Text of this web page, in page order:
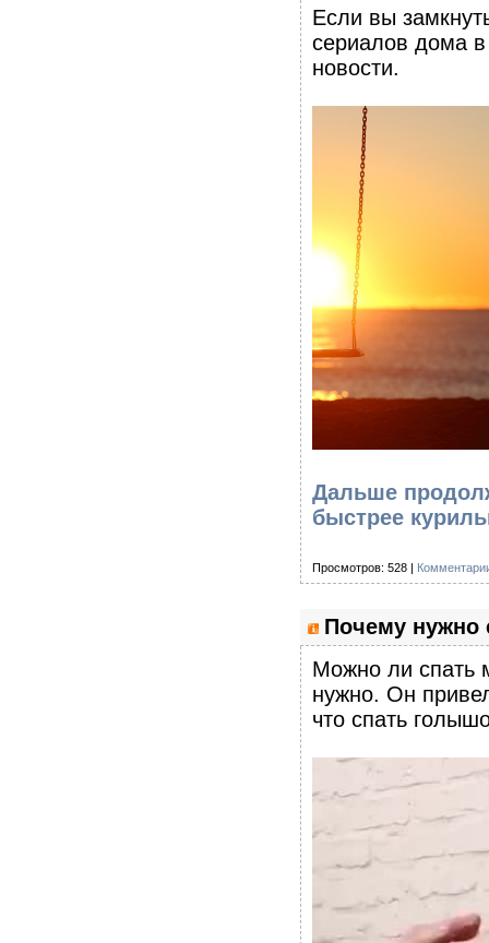
Если вы
сериалов дома
новости.
Дальше
быстрее
Просмотров: 528 |
Почему нужно
Можно ли спать
нужно. Он
что спать